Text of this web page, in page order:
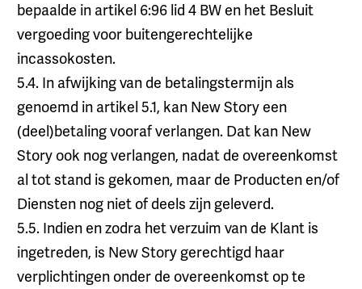
bepaalde in artikel 6:96 lid 4 BW en het Besluit
vergoeding voor buitengerechtelijke
incassokosten.
5.4. In afwijking van de betalingstermijn als
genoemd in artikel 5.1, kan New Story een
(deel)betaling vooraf verlangen. Dat kan New
Story ook nog verlangen, nadat de overeenkomst
al tot stand is gekomen, maar de Producten en/of
Diensten nog niet of deels zijn geleverd.
5.5. Indien en zodra het verzuim van de Klant is
ingetreden, is New Story gerechtigd haar
verplichtingen onder de overeenkomst op te